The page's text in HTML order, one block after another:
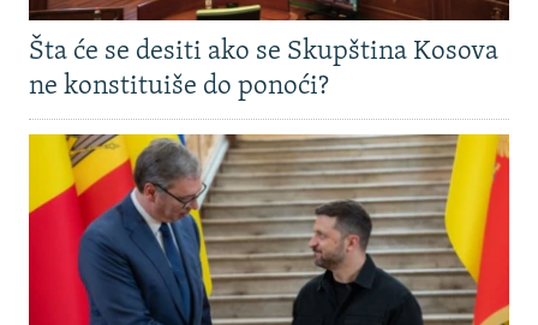
Šta će se desiti ako se Skupština Kosova
ne konstituiše do ponoći?